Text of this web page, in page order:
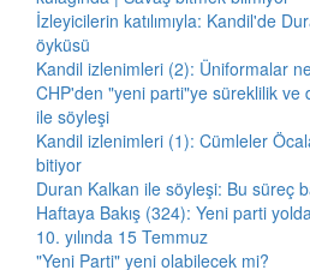
İzleyicilerin katılımıyla: Kandil'de
öyküsü
Kandil izlenimleri (2): Üniformalar
CHP'den "yeni parti"ye süreklilik ve
ile söyleşi
Kandil izlenimleri (1): Cümleler
bitiyor
Duran Kalkan ile söyleşi: Bu süreç
Haftaya Bakış (324): Yeni parti
10. yılında 15 Temmuz
"Yeni Parti" yeni olabilecek mi?